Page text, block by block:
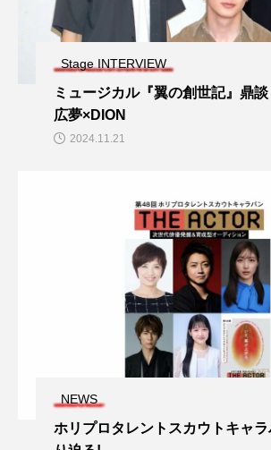
Stage INTERVIEW
ミュージカル『翼の創世記』鼎
広夢×DION
2024.11.21
NEWS
ホリプロタレントスカウトキャ